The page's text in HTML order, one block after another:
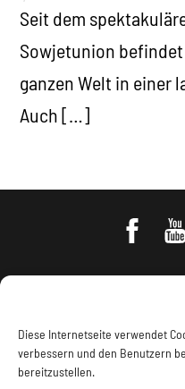
Diese Internetseite verwendet
verbessern und den Benutzern
bereitzustellen.
Seit dem
Sowjetunion
ganzen Welt in einer
Auch […]